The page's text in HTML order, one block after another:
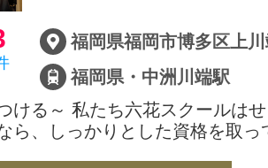
福岡県福岡市博多区上
福岡県・中洲川端駅
ける～ 私たち六花スクールは
ら、しっかりとした資格を取